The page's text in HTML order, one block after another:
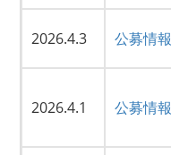
2026.4.3 公募情報
2026.4.1 公募情報